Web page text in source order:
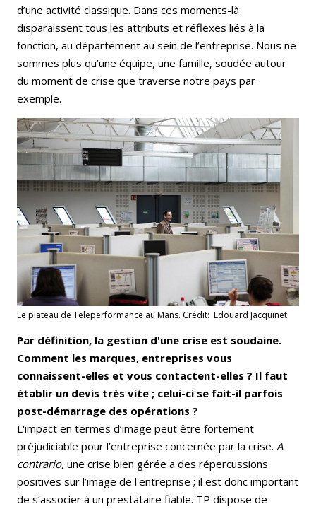
d’une activité classique. Dans ces moments-là
disparaissent tous les attributs et réflexes liés à la
fonction, au département au sein de l’entreprise. Nous ne
sommes plus qu’une équipe, une famille, soudée autour
du moment de crise que traverse notre pays par
exemple.
Le plateau de Teleperformance au Mans. Crédit: Edouard Jacquinet
Par définition, la gestion d'une crise est soudaine.
Comment les marques, entreprises vous
connaissent-elles et vous contactent-elles ? Il faut
établir un devis très vite ; celui-ci se fait-il parfois
post-démarrage des opérations ?
L'impact en termes d’image peut être fortement
préjudiciable pour l’entreprise concernée par la crise. A
contrario, une crise bien gérée a des répercussions
positives sur l’image de l'entreprise ; il est donc important
de s’associer à un prestataire fiable. TP dispose de